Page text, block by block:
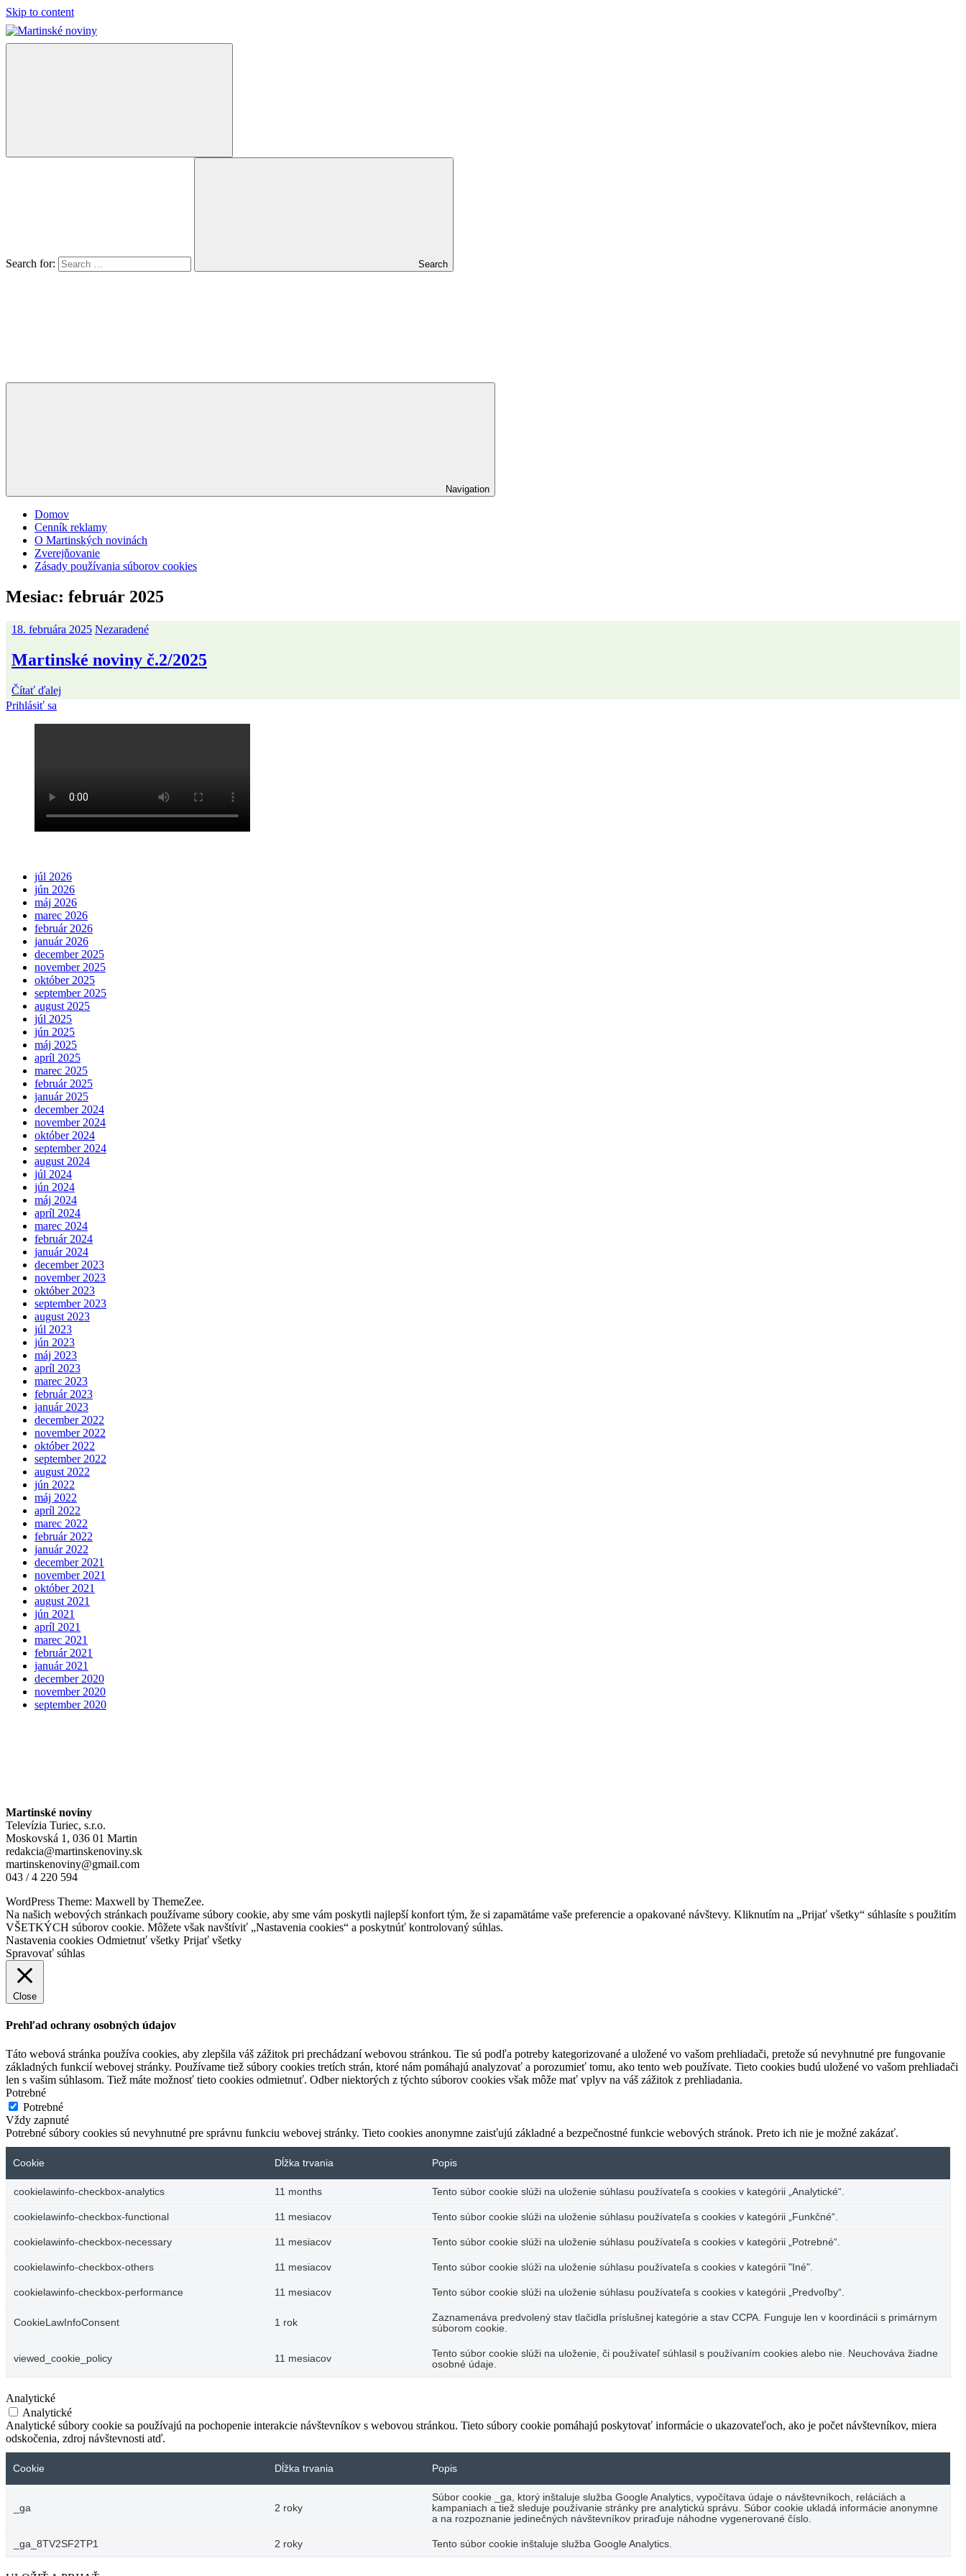
Skip to content
Search for: Search
Navigation
Domov
Cenník reklamy
O Martinských novinách
Zverejňovanie
Zásady používania súborov cookies
Mesiac: február 2025
18. februára 2025 Nezaradené
Martinské noviny č.2/2025
Čítať ďalej
Prihlásiť sa
júl 2026
jún 2026
máj 2026
marec 2026
február 2026
január 2026
december 2025
november 2025
október 2025
september 2025
august 2025
júl 2025
jún 2025
máj 2025
apríl 2025
marec 2025
február 2025
január 2025
december 2024
november 2024
október 2024
september 2024
august 2024
júl 2024
jún 2024
máj 2024
apríl 2024
marec 2024
február 2024
január 2024
december 2023
november 2023
október 2023
september 2023
august 2023
júl 2023
jún 2023
máj 2023
apríl 2023
marec 2023
február 2023
január 2023
december 2022
november 2022
október 2022
september 2022
august 2022
jún 2022
máj 2022
apríl 2022
marec 2022
február 2022
január 2022
december 2021
november 2021
október 2021
august 2021
jún 2021
apríl 2021
marec 2021
február 2021
január 2021
december 2020
november 2020
september 2020
Martinské noviny
Televízia Turiec, s.r.o.
Moskovská 1, 036 01 Martin
redakcia@martinskenoviny.sk
martinskenoviny@gmail.com
043 / 4 220 594
WordPress Theme: Maxwell by ThemeZee.
Na našich webových stránkach používame súbory cookie, aby sme vám poskytli najlepší konfort tým, že si zapamätáme vaše preferencie a opakované návštevy. Kliknutím na „Prijať všetky“ súhlasíte s použitím
VŠETKÝCH súborov cookie. Môžete však navštíviť „Nastavenia cookies“ a poskytnúť kontrolovaný súhlas.
Nastavenia cookies Odmietnuť všetky Prijať všetky
Spravovať súhlas
Close
Prehľad ochrany osobných údajov
Táto webová stránka používa cookies, aby zlepšila váš zážitok pri prechádzaní webovou stránkou. Tie sú podľa potreby kategorizované a uložené vo vašom prehliadači, pretože sú nevyhnutné pre fungovanie
základných funkcií webovej stránky. Používame tiež súbory cookies tretích strán, ktoré nám pomáhajú analyzovať a porozumieť tomu, ako tento web používate. Tieto cookies budú uložené vo vašom prehliadači
len s vašim súhlasom. Tiež máte možnosť tieto cookies odmietnuť. Odber niektorých z týchto súborov cookies však môže mať vplyv na váš zážitok z prehliadania.
Potrebné
Potrebné
Vždy zapnuté
Potrebné súbory cookies sú nevyhnutné pre správnu funkciu webovej stránky. Tieto cookies anonymne zaisťujú základné a bezpečnostné funkcie webových stránok. Preto ich nie je možné zakázať.
Cookie Dĺžka trvania Popis
cookielawinfo-checkbox-analytics 11 months Tento súbor cookie slúži na uloženie súhlasu používateľa s cookies v kategórii „Analytické“.
cookielawinfo-checkbox-functional 11 mesiacov Tento súbor cookie slúži na uloženie súhlasu používateľa s cookies v kategórii „Funkčné“.
cookielawinfo-checkbox-necessary 11 mesiacov Tento súbor cookie slúži na uloženie súhlasu používateľa s cookies v kategórii „Potrebné“.
cookielawinfo-checkbox-others 11 mesiacov Tento súbor cookie slúži na uloženie súhlasu používateľa s cookies v kategórii "Iné".
cookielawinfo-checkbox-performance 11 mesiacov Tento súbor cookie slúži na uloženie súhlasu používateľa s cookies v kategórii „Predvoľby“.
CookieLawInfoConsent 1 rok
Zaznamenáva predvolený stav tlačidla príslušnej kategórie a stav CCPA. Funguje len v koordinácii s primárnym
súborom cookie.
viewed_cookie_policy 11 mesiacov
Tento súbor cookie slúži na uloženie, či používateľ súhlasil s používaním cookies alebo nie. Neuchováva žiadne
osobné údaje.
Analytické
Analytické
Analytické súbory cookie sa používajú na pochopenie interakcie návštevníkov s webovou stránkou. Tieto súbory cookie pomáhajú poskytovať informácie o ukazovateľoch, ako je počet návštevníkov, miera
odskočenia, zdroj návštevnosti atď.
Cookie Dĺžka trvania Popis
_ga 2 roky
Súbor cookie _ga, ktorý inštaluje služba Google Analytics, vypočítava údaje o návštevníkoch, reláciách a
kampaniach a tiež sleduje používanie stránky pre analytickú správu. Súbor cookie ukladá informácie anonymne
a na rozpoznanie jedinečných návštevníkov priraďuje náhodne vygenerované číslo.
_ga_8TV2SF2TP1 2 roky Tento súbor cookie inštaluje služba Google Analytics.